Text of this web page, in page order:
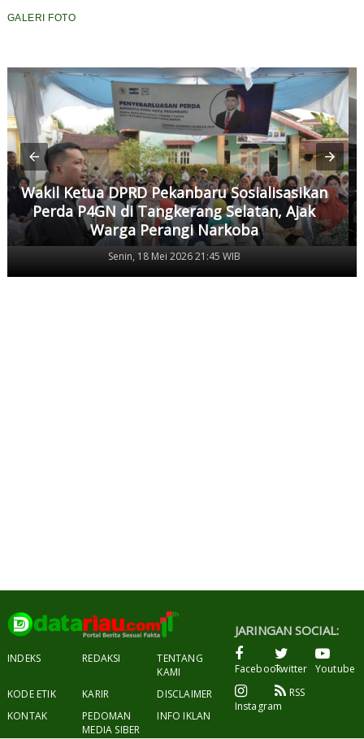
GALERI FOTO
Wakil Ketua DPRD Pekanbaru Sosialisasikan
Perda P4GN di Tangkerang Selatan, Ajak
Warga Perangi Narkoba
Senin, 18 Mei 2026 21:45 WIB
INDEKS REDAKSI
TENTANG
KAMI
KODE ETIK
KARIR
DISCLAIMER
KONTAK
PEDOMAN
MEDIA SIBER
INFO IKLAN
JARINGAN SOCIAL:
FacebookTwitter Youtube
Instagram
RSS